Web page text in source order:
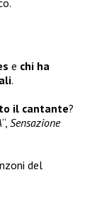
e chi ha
.
il cantante?
“, Sensazione
del